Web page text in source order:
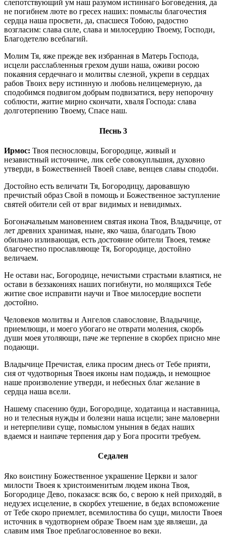
слепотствующий ум наш разумом истиннаго Боговедения, да
не погибнем люте во гресех наших: помыслы благочестия
сердца наша просвети, да, спасшеся Тобою, радостно
возгласим: слава силе, слава и милосердию Твоему, Господи,
Благодетелю всеблагий.
Молим Тя, яже прежде век избранная в Матерь Господа,
исцели расслабленныя грехом души наша, оживи росою
покаяния сердечнаго и молитвы слезной, укрепи в сердцах
рабов Твоих веру истинную и любовь нелицемерную, да
сподобимся подвигом добрым подвизатися, веру непорочну
соблюсти, житие мирно скончати, хваля Господа: слава
долготерпению Твоему, Спасе наш.
Песнь 3
Ирмос: Твоя песнословцы, Богородице, живый и
независтный источниче, лик себе совокупльшия, духовно
утверди, в Божественней Твоей славе, венцев славы сподоби.
Достойно есть величати Тя, Богородицу, даровавшую
пречистый образ Свой в помощь и Божественное заступление
святей обители сей от враг видимых и невидимых.
Богоначальным мановением святая икона Твоя, Владычице, от
лет древних хранимая, ныне, яко чаша, благодать Твою
обильно изливающая, есть достояние обители Твоея, темже
благочестно прославляюще Тя, Богородице, достойно
величаем.
Не остави нас, Богородице, нечистыми страстьми влаятися, не
остави в беззакониях наших погибнути, но молящихся Тебе
житие свое исправити научи и Твое милосердие воспети
достойно.
Человеков молитвы и Ангелов славословие, Владычице,
приемлющи, и моего убогаго не отврати моления, скорбь
души моея утоляющи, паче же терпение в скорбех присно мне
подающи.
Владычице Пречистая, елика просим днесь от Тебе прияти,
сия от чудотворныя Твоея иконы нам подаждь, и немощное
наше произволение утверди, и небесных благ желание в
сердца наша всели.
Нашему спасению буди, Богородице, ходатаица и наставница,
но и телесныя нужды и болезни наша исцели; зане маловерни
и нетерпеливи суще, помыслом уныния в бедах наших
вдаемся и наипаче терпения дар у Бога просити требуем.
Седален
Яко воистину Божественное украшение Церкви и залог
милости Твоея к христоименитым людем икона Твоя,
Богородице Дево, показася: всяк бо, с верою к ней приходяй, в
недузех исцеление, в скорбех утешение, в бедах вспоможение
от Тебе скоро приемлет, всемилостива бо сущи, милости Твоея
источник в чудотворнем образе Твоем нам зде являеши, да
славим имя Твое преблагословенное во веки.